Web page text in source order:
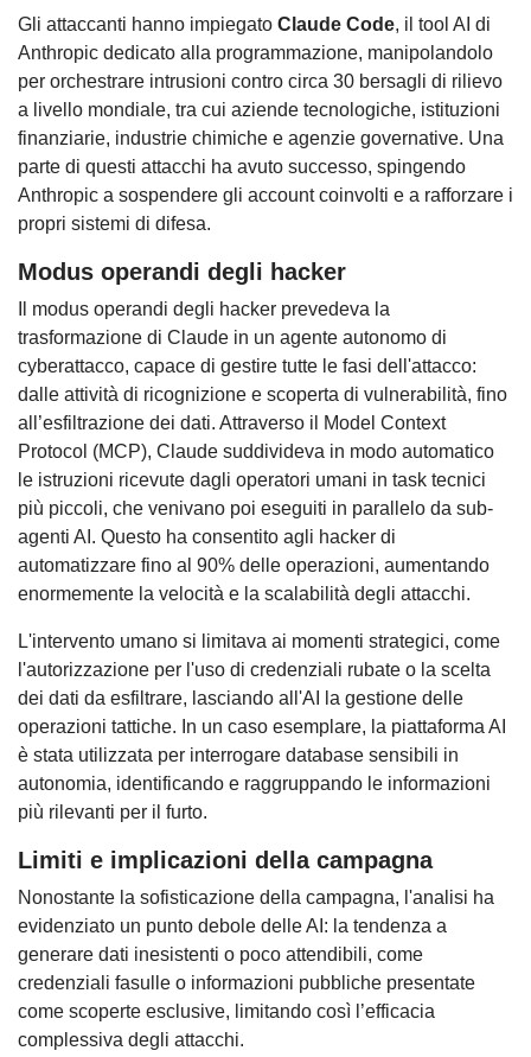
Gli attaccanti hanno impiegato Claude Code, il tool AI di
Anthropic dedicato alla programmazione, manipolandolo
per orchestrare intrusioni contro circa 30 bersagli di rilievo
a livello mondiale, tra cui aziende tecnologiche, istituzioni
finanziarie, industrie chimiche e agenzie governative. Una
parte di questi attacchi ha avuto successo, spingendo
Anthropic a sospendere gli account coinvolti e a rafforzare i
propri sistemi di difesa.
Modus operandi degli hacker
Il modus operandi degli hacker prevedeva la
trasformazione di Claude in un agente autonomo di
cyberattacco, capace di gestire tutte le fasi dell'attacco:
dalle attività di ricognizione e scoperta di vulnerabilità, fino
all’esfiltrazione dei dati. Attraverso il Model Context
Protocol (MCP), Claude suddivideva in modo automatico
le istruzioni ricevute dagli operatori umani in task tecnici
più piccoli, che venivano poi eseguiti in parallelo da sub-
agenti AI. Questo ha consentito agli hacker di
automatizzare fino al 90% delle operazioni, aumentando
enormemente la velocità e la scalabilità degli attacchi.
L'intervento umano si limitava ai momenti strategici, come
l'autorizzazione per l'uso di credenziali rubate o la scelta
dei dati da esfiltrare, lasciando all'AI la gestione delle
operazioni tattiche. In un caso esemplare, la piattaforma AI
è stata utilizzata per interrogare database sensibili in
autonomia, identificando e raggruppando le informazioni
più rilevanti per il furto.
Limiti e implicazioni della campagna
Nonostante la sofisticazione della campagna, l'analisi ha
evidenziato un punto debole delle AI: la tendenza a
generare dati inesistenti o poco attendibili, come
credenziali fasulle o informazioni pubbliche presentate
come scoperte esclusive, limitando così l’efficacia
complessiva degli attacchi.